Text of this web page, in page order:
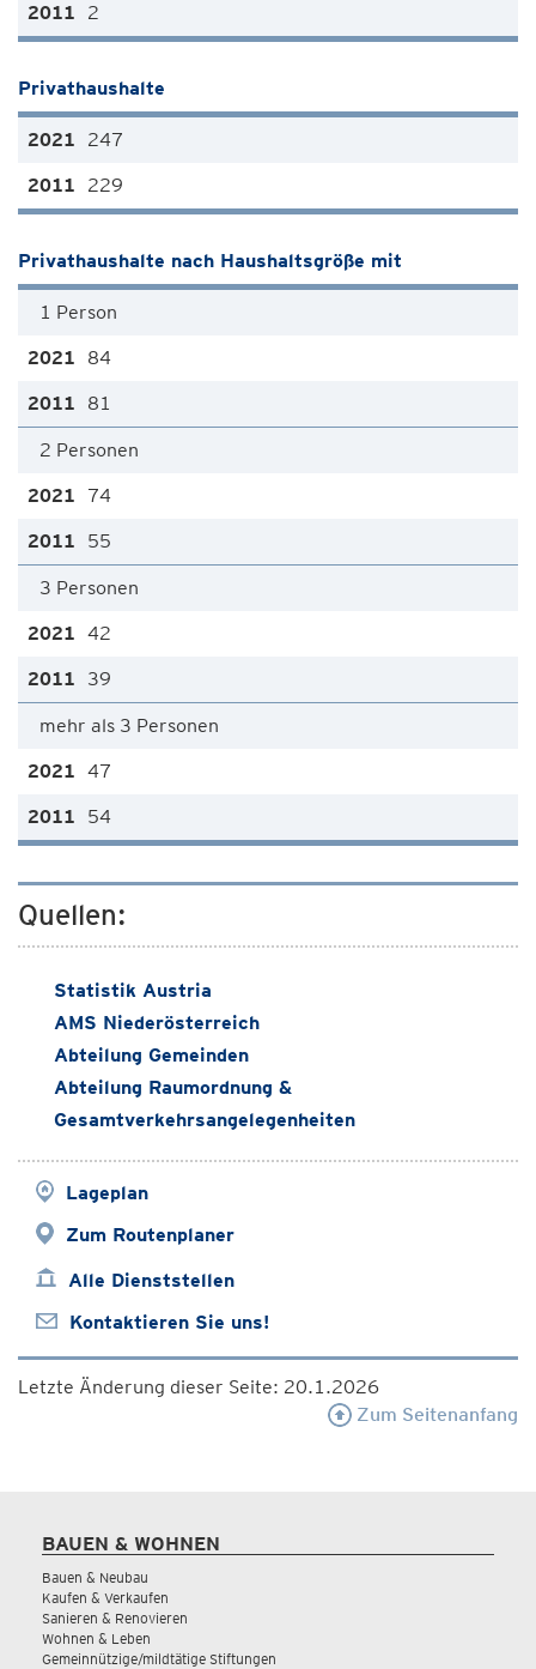
2
Privathaushalte
247
229
Privathaushalte nach Haushaltsgröße mit
1 Person
84
81
2 Personen
74
55
3 Personen
42
39
mehr als 3 Personen
47
54
Quellen:
Statistik Austria
AMS Niederösterreich
Abteilung Gemeinden
Abteilung Raumordnung &
Gesamtverkehrsangelegenheiten
Lageplan
Zum Routenplaner
Alle Dienststellen
Kontaktieren Sie uns!
Letzte Änderung dieser Seite: 20.1.2026
Zum Seitenanfang
BAUEN & WOHNEN
Bauen & Neubau
Kaufen & Verkaufen
Sanieren & Renovieren
Wohnen & Leben
Gemeinnützige/mildtätige Stiftungen